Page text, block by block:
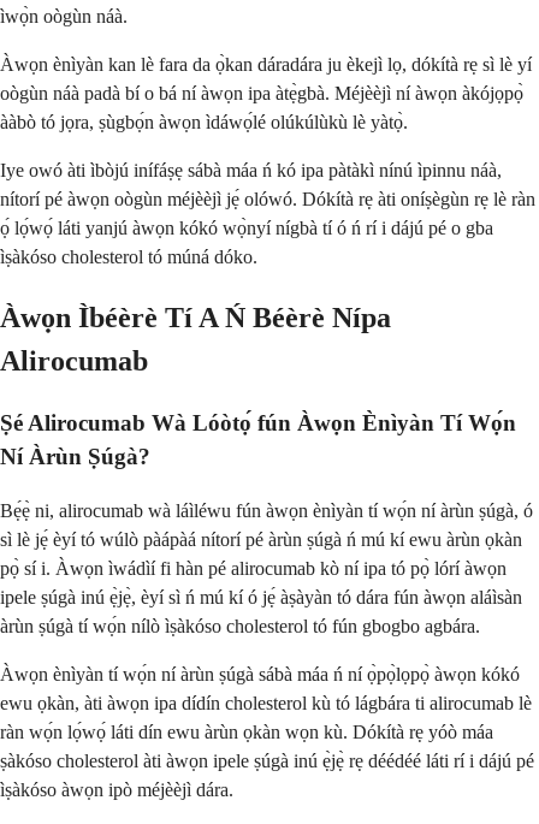
ìwọ̀n oògùn náà.
Àwọn ènìyàn kan lè fara da ọ̀kan dáradára ju èkejì lọ, dókítà rẹ sì lè yí
oògùn náà padà bí o bá ní àwọn ipa àtẹ̀gbà. Méjèèjì ní àwọn àkójọpọ̀
ààbò tó jọra, ṣùgbọ́n àwọn ìdáwọ́lé olúkúlùkù lè yàtọ̀.
Iye owó àti ìbòjú inífáṣẹ sábà máa ń kó ipa pàtàkì nínú ìpinnu náà,
nítorí pé àwọn oògùn méjèèjì jẹ́ olówó. Dókítà rẹ àti oníṣègùn rẹ lè ràn
ọ́ lọ́wọ́ láti yanjú àwọn kókó wọ̀nyí nígbà tí ó ń rí i dájú pé o gba
ìṣàkóso cholesterol tó múná dóko.
Àwọn Ìbéèrè Tí A Ń Béèrè Nípa
Alirocumab
Ṣé Alirocumab Wà Lóòtọ́ fún Àwọn Ènìyàn Tí Wọ́n
Ní Àrùn Ṣúgà?
Bẹ́ẹ̀ ni, alirocumab wà láìléwu fún àwọn ènìyàn tí wọ́n ní àrùn ṣúgà, ó
sì lè jẹ́ èyí tó wúlò pàápàá nítorí pé àrùn ṣúgà ń mú kí ewu àrùn ọkàn
pọ̀ sí i. Àwọn ìwádìí fi hàn pé alirocumab kò ní ipa tó pọ̀ lórí àwọn
ipele ṣúgà inú ẹ̀jẹ̀, èyí sì ń mú kí ó jẹ́ àṣàyàn tó dára fún àwọn aláìsàn
àrùn ṣúgà tí wọ́n nílò ìṣàkóso cholesterol tó fún gbogbo agbára.
Àwọn ènìyàn tí wọ́n ní àrùn ṣúgà sábà máa ń ní ọ̀pọ̀lọpọ̀ àwọn kókó
ewu ọkàn, àti àwọn ipa dídín cholesterol kù tó lágbára ti alirocumab lè
ràn wọ́n lọ́wọ́ láti dín ewu àrùn ọkàn wọn kù. Dókítà rẹ yóò máa
ṣàkóso cholesterol àti àwọn ipele ṣúgà inú ẹ̀jẹ̀ rẹ déédéé láti rí i dájú pé
ìṣàkóso àwọn ipò méjèèjì dára.